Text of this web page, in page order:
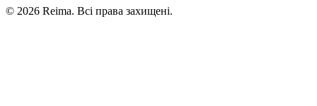
© 2026 Reima. Всі права захищені.